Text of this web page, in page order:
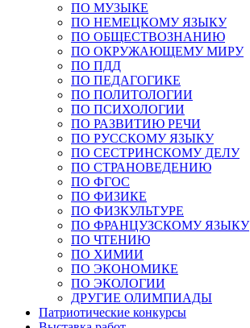
ПО МУЗЫКЕ
ПО НЕМЕЦКОМУ ЯЗЫКУ
ПО ОБЩЕСТВОЗНАНИЮ
ПО ОКРУЖАЮЩЕМУ МИРУ
ПО ПДД
ПО ПЕДАГОГИКЕ
ПО ПОЛИТОЛОГИИ
ПО ПСИХОЛОГИИ
ПО РАЗВИТИЮ РЕЧИ
ПО РУССКОМУ ЯЗЫКУ
ПО СЕСТРИНСКОМУ ДЕЛУ
ПО СТРАНОВЕДЕНИЮ
ПО ФГОС
ПО ФИЗИКЕ
ПО ФИЗКУЛЬТУРЕ
ПО ФРАНЦУЗСКОМУ ЯЗЫКУ
ПО ЧТЕНИЮ
ПО ХИМИИ
ПО ЭКОНОМИКЕ
ПО ЭКОЛОГИИ
ДРУГИЕ ОЛИМПИАДЫ
Патриотические конкурсы